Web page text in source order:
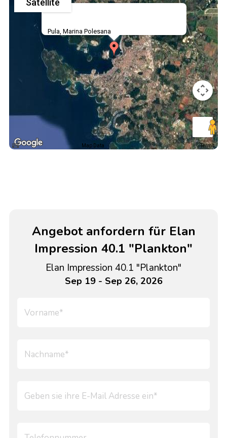
Pula, Marina Polesana
Map Data Terms
Angebot anfordern für Elan
Impression 40.1 "Plankton"
Elan Impression 40.1 "Plankton"
Sep 19 - Sep 26, 2026